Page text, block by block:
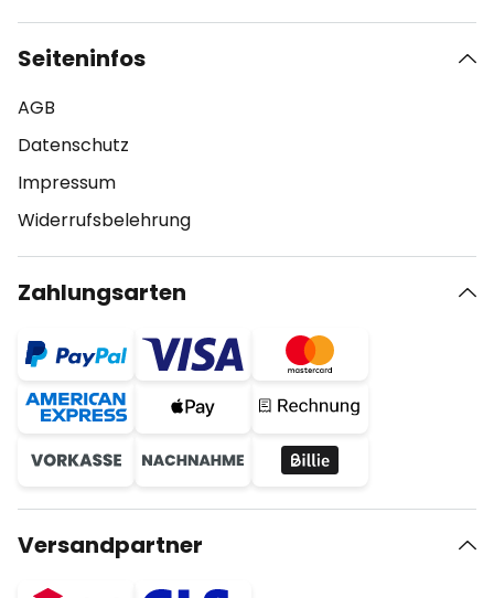
Seiteninfos
AGB
Datenschutz
Impressum
Widerrufsbelehrung
Zahlungsarten
Versandpartner